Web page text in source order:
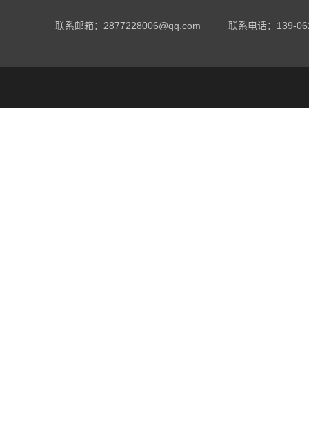
联系邮箱：2877228006@qq.com 联系电话： 139-